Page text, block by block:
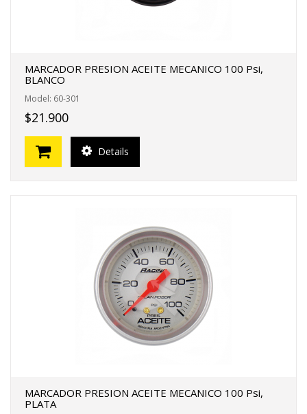
MARCADOR PRESION ACEITE MECANICO 100 Psi,
BLANCO
Model: 60-301
$21.900
Details
MARCADOR PRESION ACEITE MECANICO 100 Psi,
PLATA